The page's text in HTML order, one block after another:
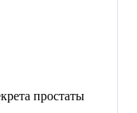
простаты